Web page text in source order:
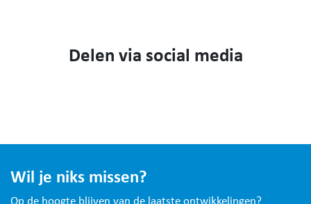
Delen via social media
Wil je niks missen?
Op de hoogte blijven van de laatste ontwikkelingen?